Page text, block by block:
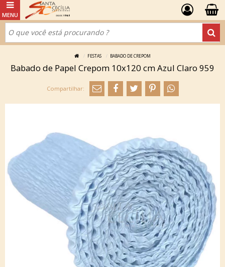
FESTAS BABADO DE CREPOM
Babado de Papel Crepom 10x120 cm Azul Claro 959